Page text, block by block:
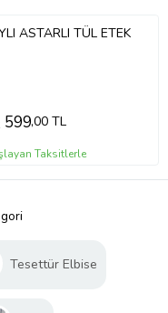
ASTARLI TÜL ETEK
599,00 TL
Taksitlerle
Tesettür Elbise